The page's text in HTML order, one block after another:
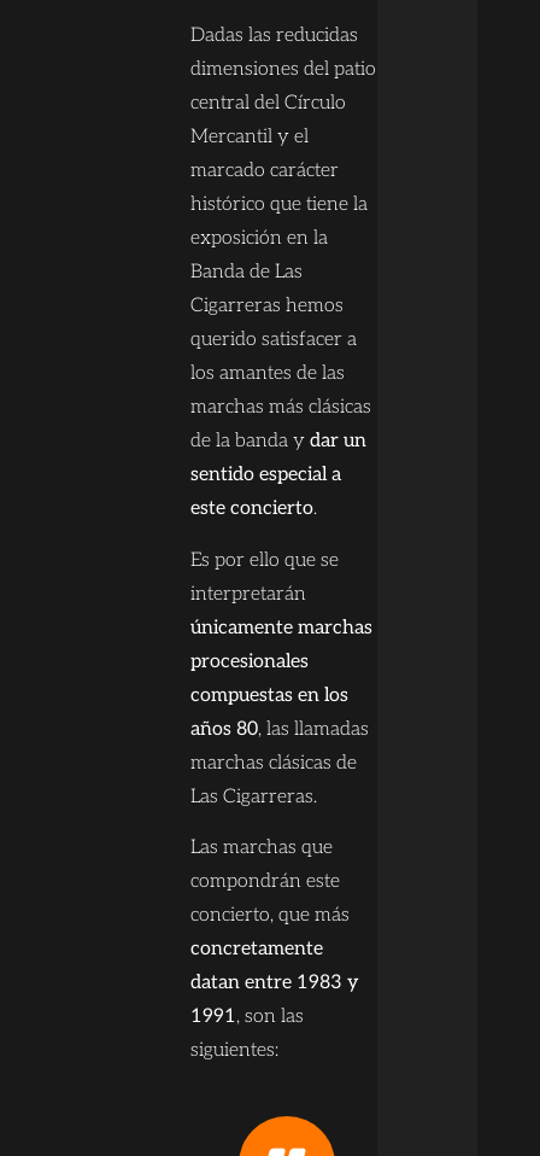
Dadas las reducidas
dimensiones del patio
central del Círculo
Mercantil y el
marcado carácter
histórico que tiene la
exposición en la
Banda de Las
Cigarreras hemos
querido satisfacer a
los amantes de las
marchas más clásicas
de la banda ydar un
sentido especial a
este concierto.
Es por ello que se
interpretarán
únicamente marchas
procesionales
compuestas en los
años 80, las llamadas
marchas clásicas de
Las Cigarreras.
Las marchas que
compondrán este
concierto, que más
concretamente
datan entre 1983 y
1991, son las
siguientes: